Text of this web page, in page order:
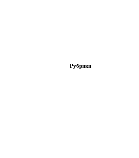
Рубрики